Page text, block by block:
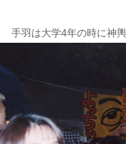
手羽は大学4年の時に神